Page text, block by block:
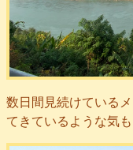
数日間見続けている
てきているような気も